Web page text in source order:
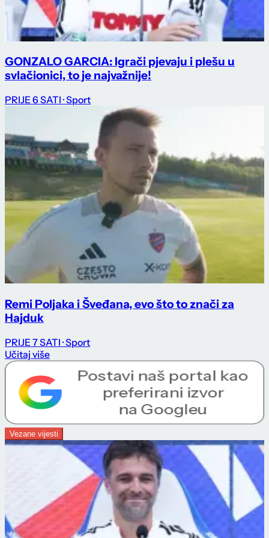
GONZALO GARCIA: Igrači pjevaju i plešu u
svlačionici, to je najvažnije!
PRIJE 6 SATI · Sport
Remi Poljaka i Šveđana, evo što to znači za
Hajduk
PRIJE 7 SATI · Sport
Učitaj više
Vezane vijesti